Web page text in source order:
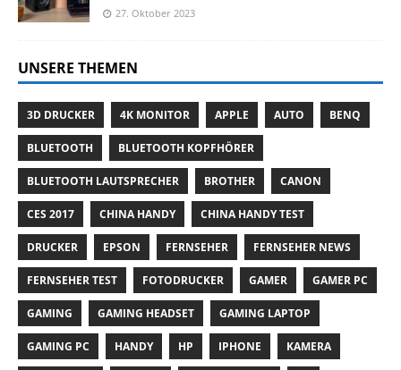
27. Oktober 2023
UNSERE THEMEN
3D DRUCKER 4K MONITOR APPLE AUTO BENQ
BLUETOOTH BLUETOOTH KOPFHÖRER
BLUETOOTH LAUTSPRECHER BROTHER CANON
CES 2017 CHINA HANDY CHINA HANDY TEST
DRUCKER EPSON FERNSEHER FERNSEHER NEWS
FERNSEHER TEST FOTODRUCKER GAMER GAMER PC
GAMING GAMING HEADSET GAMING LAPTOP
GAMING PC HANDY HP IPHONE KAMERA